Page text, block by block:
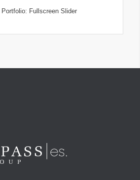
Portfolio: Fullscreen Slider